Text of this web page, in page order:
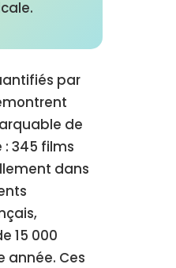
par
de
345 films
dans
15 000
année. Ces